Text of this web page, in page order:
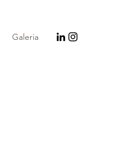
Galeria